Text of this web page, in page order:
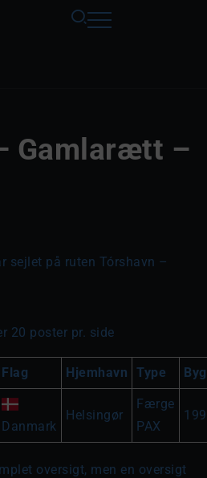
Gamlarætt –
sejlet på ruten Tórshavn –
20 poster pr. side
Flag Hjemhavn Type
Danmark
Helsingør
Færge
PAX
oversigt, men en oversigt